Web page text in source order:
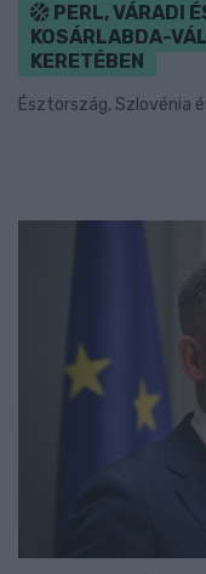
PERL, VÁRADI
KOSÁRLABDA-
KERETÉBEN
Észtország, Szlovénia